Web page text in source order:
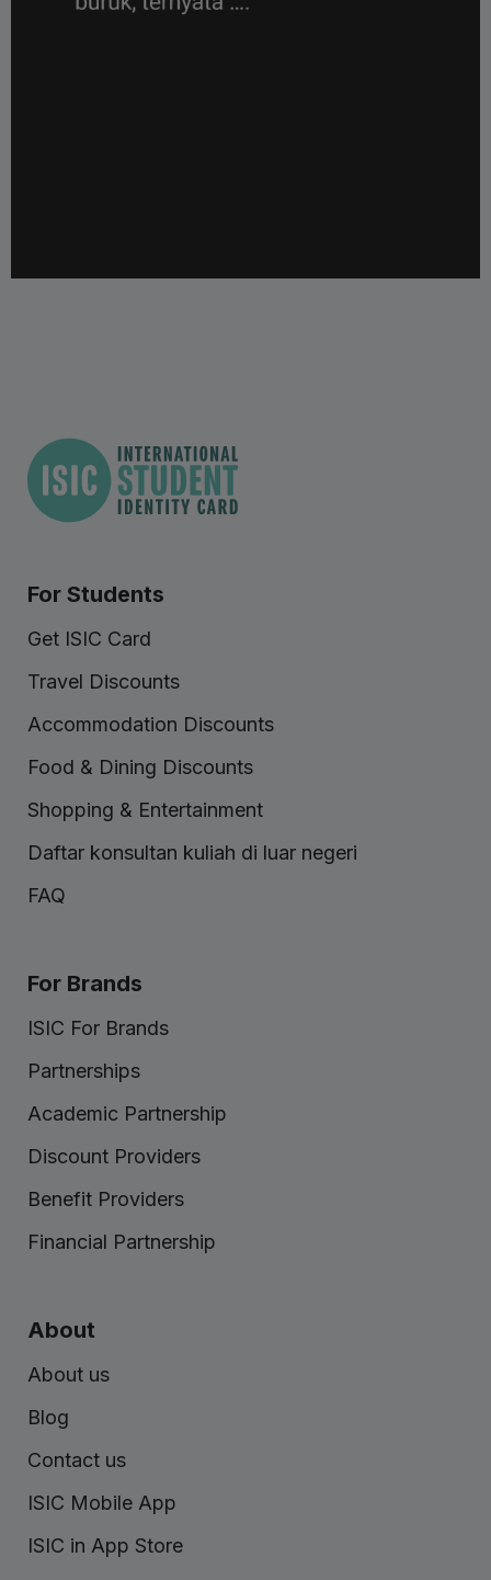
For Students
Get ISIC Card
Travel Discounts
Accommodation Discounts
Food & Dining Discounts
Shopping & Entertainment
Daftar konsultan kuliah di luar negeri
FAQ
For Brands
ISIC For Brands
Partnerships
Academic Partnership
Discount Providers
Benefit Providers
Financial Partnership
About
About us
Blog
Contact us
ISIC Mobile App
ISIC in App Store